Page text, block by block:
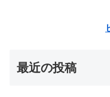
最近の投稿